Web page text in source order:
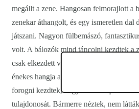
megállt a zene. Hangosan felmorajlott a
zenekar áthangolt, és egy ismeretlen dal
játszani. Nagyon fülbemászó,
volt. A bálozók mind táncolni kezdtek a
csak elkezdett valaki énekelni. Erre
énekes hangja annyira szép volt, hogy a
forogni kezdtek, hogy elsőként
tulajdonosát. Bármerre néztek, nem